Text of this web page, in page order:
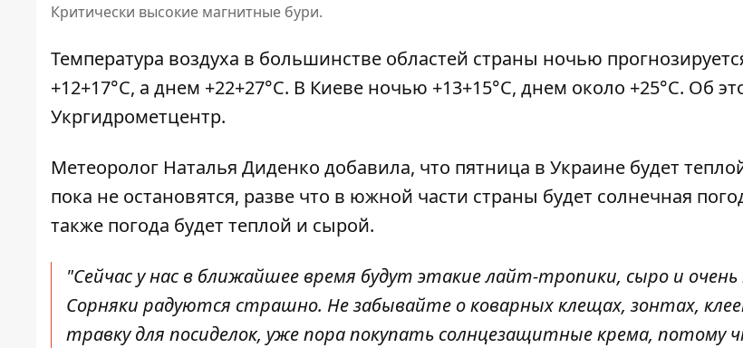
Критически высокие магнитные бури.
Температура воздуха в большинстве областей страны ночью
+12+17°С, а днем ​​+22+27°С. В Киеве ночью +13+15°С, днем ​​около +25°С. Об
Укргидрометцентр.
Метеоролог Наталья Диденко добавила, что пятница в Украине будет
пока не остановятся, разве что в южной части страны будет солнечная
также погода будет теплой и сырой.
"Сейчас у нас в ближайшее время будут этакие лайт-тропики, сыро и
Сорняки радуются страшно. Не забывайте о коварных клещах, зонтах,
травку для посиделок, уже пора покупать солнцезащитные крема, потому